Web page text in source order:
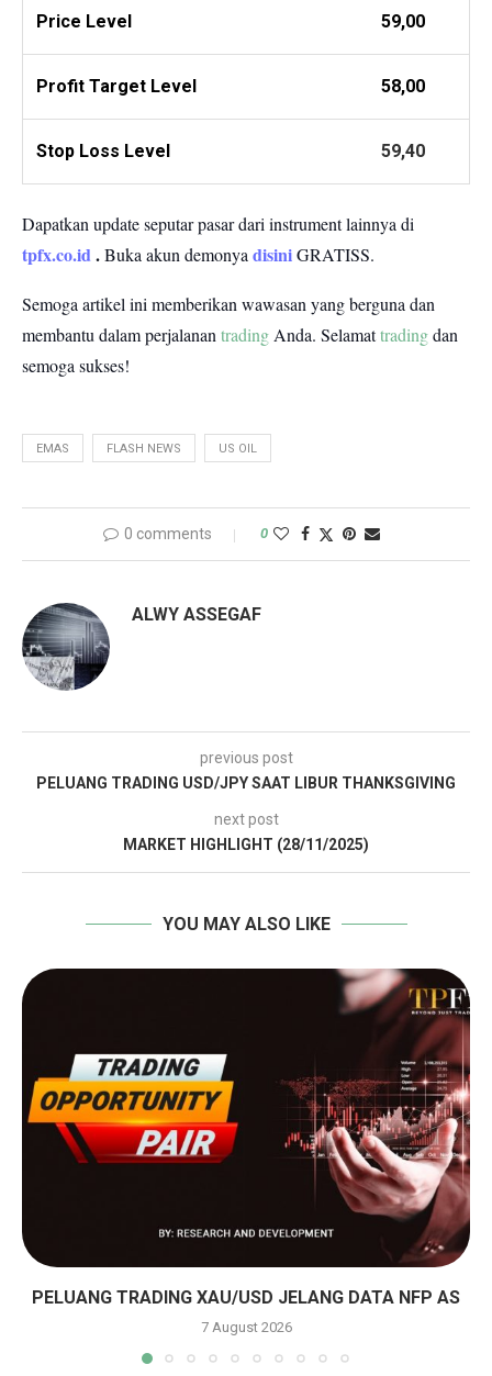
Price Level 59,00
Profit Target Level 58,00
Stop Loss Level 59,40
Dapatkan update seputar pasar dari instrument lainnya di
tpfx.co.id.Buka akun demonyadisiniGRATISS.
Semoga artikel ini memberikan wawasan yang berguna dan
membantu dalam perjalanantradingAnda. Selamattradingdan
semoga sukses!
EMAS FLASH NEWS US OIL
0 comments 0
ALWY ASSEGAF
previous post
PELUANG TRADING USD/JPY SAAT LIBUR THANKSGIVING
next post
MARKET HIGHLIGHT (28/11/2025)
YOU MAY ALSO LIKE
PELUANG TRADING XAU/USD JELANG DATA NFP AS
7 August 2026